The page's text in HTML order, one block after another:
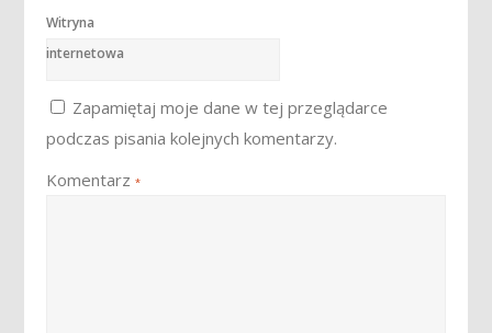
Witryna
internetowa
Zapamiętaj moje dane w tej przeglądarce
podczas pisania kolejnych komentarzy.
Komentarz*